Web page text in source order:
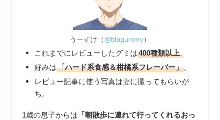
うーすけ（ @blogummy）
これまでにレビューしたグミは400種類以上 。
好みは「ハード系食感＆柑橘系フレーバー」 。
レビュー記事に使う写真は妻に撮ってもらいが
ち。
1歳の息子からは 「朝散歩に連れて行ってくれるおっ